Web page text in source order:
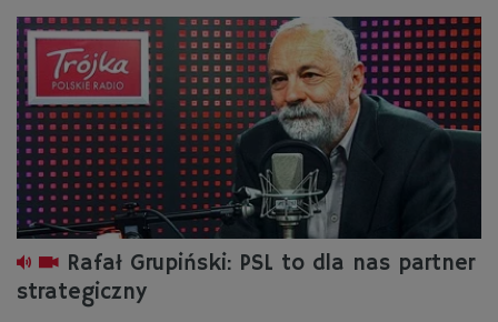
Rafał Grupiński: PSL to dla nas partner
strategiczny